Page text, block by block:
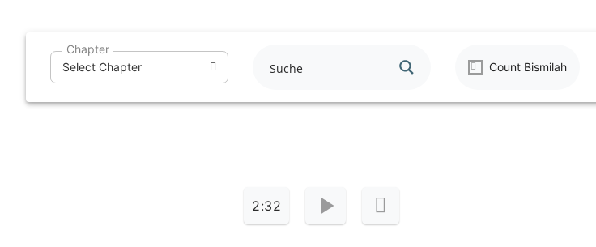
content
Chapter
Select Chapter
Count Bismilah
2:32